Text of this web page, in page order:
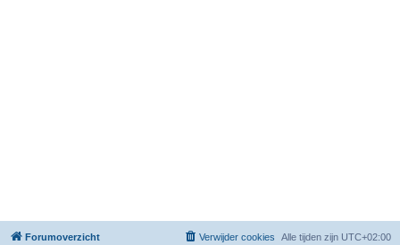
Forumoverzicht Alle tijden zijn UTC+02:00
Verwijder cookies